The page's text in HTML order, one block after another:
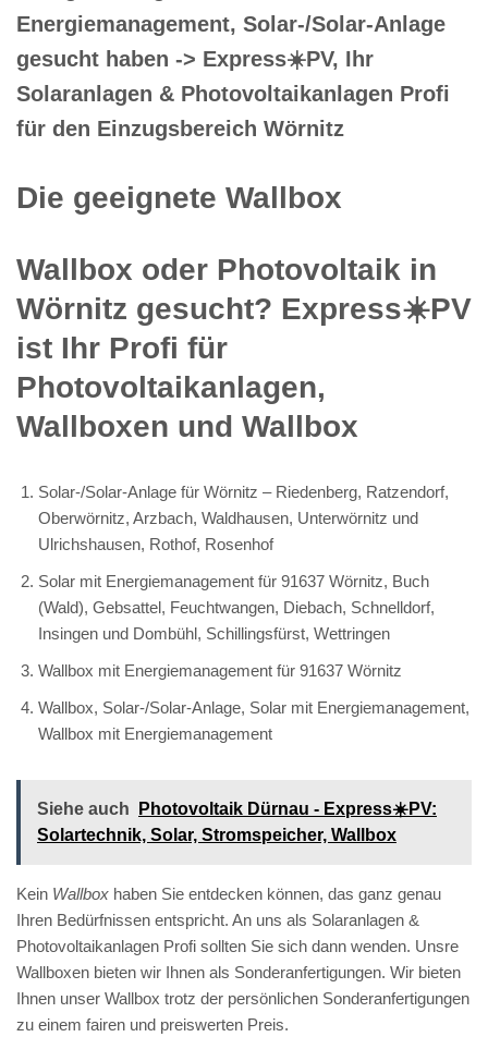
Energiemanagement, Solar-/Solar-Anlage
gesucht haben -> Express☀️PV️, Ihr
Solaranlagen & Photovoltaikanlagen Profi
für den Einzugsbereich Wörnitz
Die geeignete Wallbox
Wallbox oder Photovoltaik in
Wörnitz gesucht? Express☀️PV️
ist Ihr Profi für
Photovoltaikanlagen,
Wallboxen und Wallbox
Solar-/Solar-Anlage für Wörnitz – Riedenberg, Ratzendorf,
Oberwörnitz, Arzbach, Waldhausen, Unterwörnitz und
Ulrichshausen, Rothof, Rosenhof
Solar mit Energiemanagement für 91637 Wörnitz, Buch
(Wald), Gebsattel, Feuchtwangen, Diebach, Schnelldorf,
Insingen und Dombühl, Schillingsfürst, Wettringen
Wallbox mit Energiemanagement für 91637 Wörnitz
Wallbox, Solar-/Solar-Anlage, Solar mit Energiemanagement,
Wallbox mit Energiemanagement
Siehe auch
Photovoltaik Dürnau - Express☀️PV️:
Solartechnik, Solar, Stromspeicher, Wallbox
Kein Wallbox haben Sie entdecken können, das ganz genau
Ihren Bedürfnissen entspricht. An uns als Solaranlagen &
Photovoltaikanlagen Profi sollten Sie sich dann wenden. Unsre
Wallboxen bieten wir Ihnen als Sonderanfertigungen. Wir bieten
Ihnen unser Wallbox trotz der persönlichen Sonderanfertigungen
zu einem fairen und preiswerten Preis.